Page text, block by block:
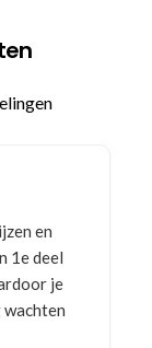
en
1e deel
je